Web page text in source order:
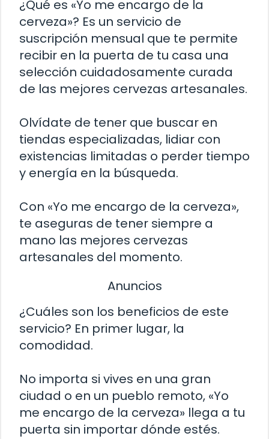
¿Qué es «Yo me encargo de la
cerveza»? Es un servicio de
suscripción mensual que te permite
recibir en la puerta de tu casa una
selección cuidadosamente curada
de las mejores cervezas artesanales.
Olvídate de tener que buscar en
tiendas especializadas, lidiar con
existencias limitadas o perder tiempo
y energía en la búsqueda.
Con «Yo me encargo de la cerveza»,
te aseguras de tener siempre a
mano las mejores cervezas
artesanales del momento.
Anuncios
¿Cuáles son los beneficios de este
servicio? En primer lugar, la
comodidad.
No importa si vives en una gran
ciudad o en un pueblo remoto, «Yo
me encargo de la cerveza» llega a tu
puerta sin importar dónde estés.